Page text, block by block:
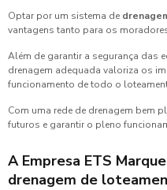
Optar por um sistema de
vantagens tanto para os
Além de garantir a segurança das
drenagem adequada valoriza os
funcionamento de todo o
Com uma rede de drenagem bem
futuros e garantir o pleno
A Empresa ETS
drenagem de